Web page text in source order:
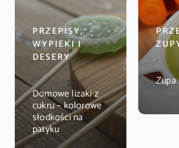
PRZEPISY,
WYPIEKI I
DESERY
Domowe lizaki z
cukru – kolorowe
słodkości na
patyku